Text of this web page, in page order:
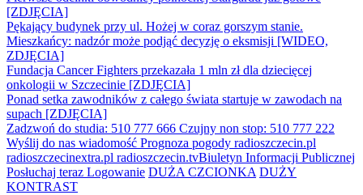
[ZDJĘCIA]
Pękający budynek przy ul. Hożej w coraz gorszym stanie.
Mieszkańcy: nadzór może podjąć decyzję o eksmisji [WIDEO,
ZDJĘCIA]
Fundacja Cancer Fighters przekazała 1 mln zł dla dziecięcej
onkologii w Szczecinie [ZDJĘCIA]
Ponad setka zawodników z całego świata startuje w zawodach na
supach [ZDJĘCIA]
Zadzwoń do studia: 510 777 666 Czujny non stop: 510 777 222
Wyślij do nas wiadomość Prognoza pogody radioszczecin.pl
radioszczecinextra.pl radioszczecin.tvBiuletyn Informacji Publicznej
Posłuchaj teraz Logowanie DUŻA CZCIONKA DUŻY
KONTRAST